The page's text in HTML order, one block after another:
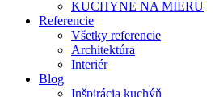
KUCHYNE NA MIERU
Referencie
Všetky referencie
Architektúra
Interiér
Blog
Inšpirácia kuchýň